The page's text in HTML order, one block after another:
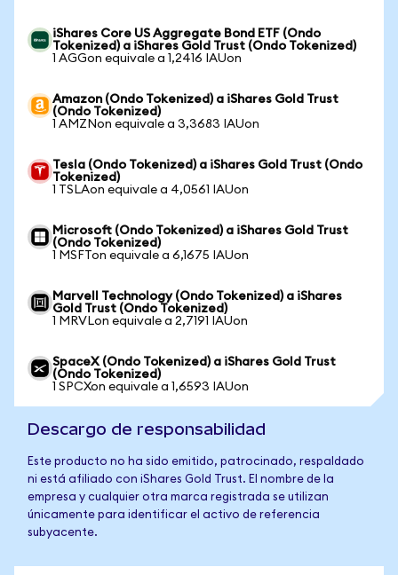
iShares Core US Aggregate Bond ETF (Ondo
Tokenized) a iShares Gold Trust (Ondo Tokenized)
1 AGGon equivale a 1,2416 IAUon
Amazon (Ondo Tokenized) a iShares Gold Trust
(Ondo Tokenized)
1 AMZNon equivale a 3,3683 IAUon
Tesla (Ondo Tokenized) a iShares Gold Trust (Ondo
Tokenized)
1 TSLAon equivale a 4,0561 IAUon
Microsoft (Ondo Tokenized) a iShares Gold Trust
(Ondo Tokenized)
1 MSFTon equivale a 6,1675 IAUon
Marvell Technology (Ondo Tokenized) a iShares
Gold Trust (Ondo Tokenized)
1 MRVLon equivale a 2,7191 IAUon
SpaceX (Ondo Tokenized) a iShares Gold Trust
(Ondo Tokenized)
1 SPCXon equivale a 1,6593 IAUon
Descargo de responsabilidad
Este producto no ha sido emitido, patrocinado, respaldado
ni está afiliado con iShares Gold Trust. El nombre de la
empresa y cualquier otra marca registrada se utilizan
únicamente para identificar el activo de referencia
subyacente.